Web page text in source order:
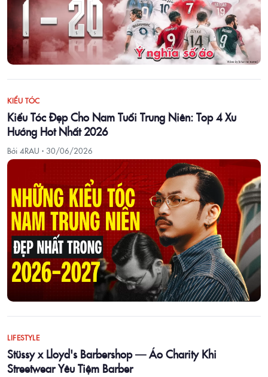
KIỂU TÓC
Kiểu Tóc Đẹp Cho Nam Tuổi Trung Niên: Top 4 Xu
Hướng Hot Nhất 2026
Bởi 4RAU · 30/06/2026
LIFESTYLE
Stüssy x Lloyd's Barbershop — Áo Charity Khi
Streetwear Yêu Tiệm Barber